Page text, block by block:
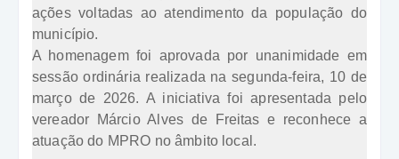
ações voltadas ao atendimento da população do
município.
A homenagem foi aprovada por unanimidade em
sessão ordinária realizada na segunda-feira, 10 de
março de 2026. A iniciativa foi apresentada pelo
vereador Márcio Alves de Freitas e reconhece a
atuação do MPRO no âmbito local.